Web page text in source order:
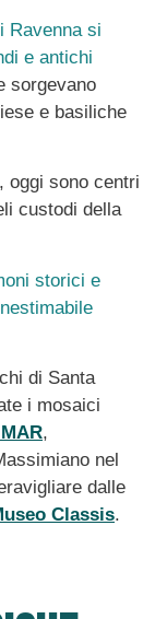
Ravenna si
e antichi
sorgevano
e basiliche
oggi sono centri
custodi della
storici e
di Santa
i mosaici
,
nel
dalle
Classis.